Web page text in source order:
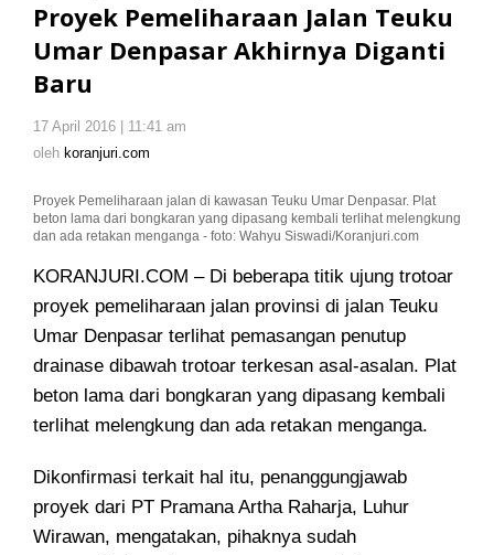
Retak
di
Akhirnya
Diganti
Proyek Pemeliharaan Jalan Teuku
Umar Denpasar Akhirnya Diganti
Baru
17 April 2016 | 11:41 am
oleh koranjuri.com
Proyek Pemeliharaan jalan di kawasan Teuku Umar Denpasar. Plat
beton lama dari bongkaran yang dipasang kembali terlihat melengkung
dan ada retakan menganga - foto: Wahyu Siswadi/Koranjuri.com
KORANJURI.COM – Di beberapa titik ujung trotoar
proyek pemeliharaan jalan provinsi di jalan Teuku
Umar Denpasar terlihat pemasangan penutup
drainase dibawah trotoar terkesan asal-asalan. Plat
beton lama dari bongkaran yang dipasang kembali
terlihat melengkung dan ada retakan menganga.
Dikonfirmasi terkait hal itu, penanggungjawab
proyek dari PT Pramana Artha Raharja, Luhur
Wirawan, mengatakan, pihaknya sudah